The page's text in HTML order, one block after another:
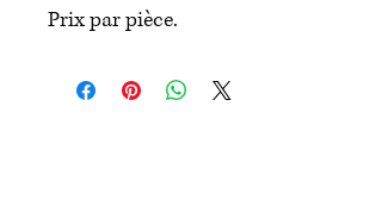
Prix par pièce.